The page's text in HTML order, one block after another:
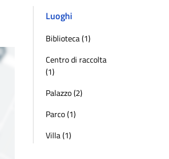
Luoghi
Biblioteca (1)
Centro di raccolta
(1)
Palazzo (2)
Parco (1)
Villa (1)